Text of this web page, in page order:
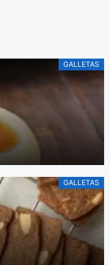
GALLETAS
GALLETAS